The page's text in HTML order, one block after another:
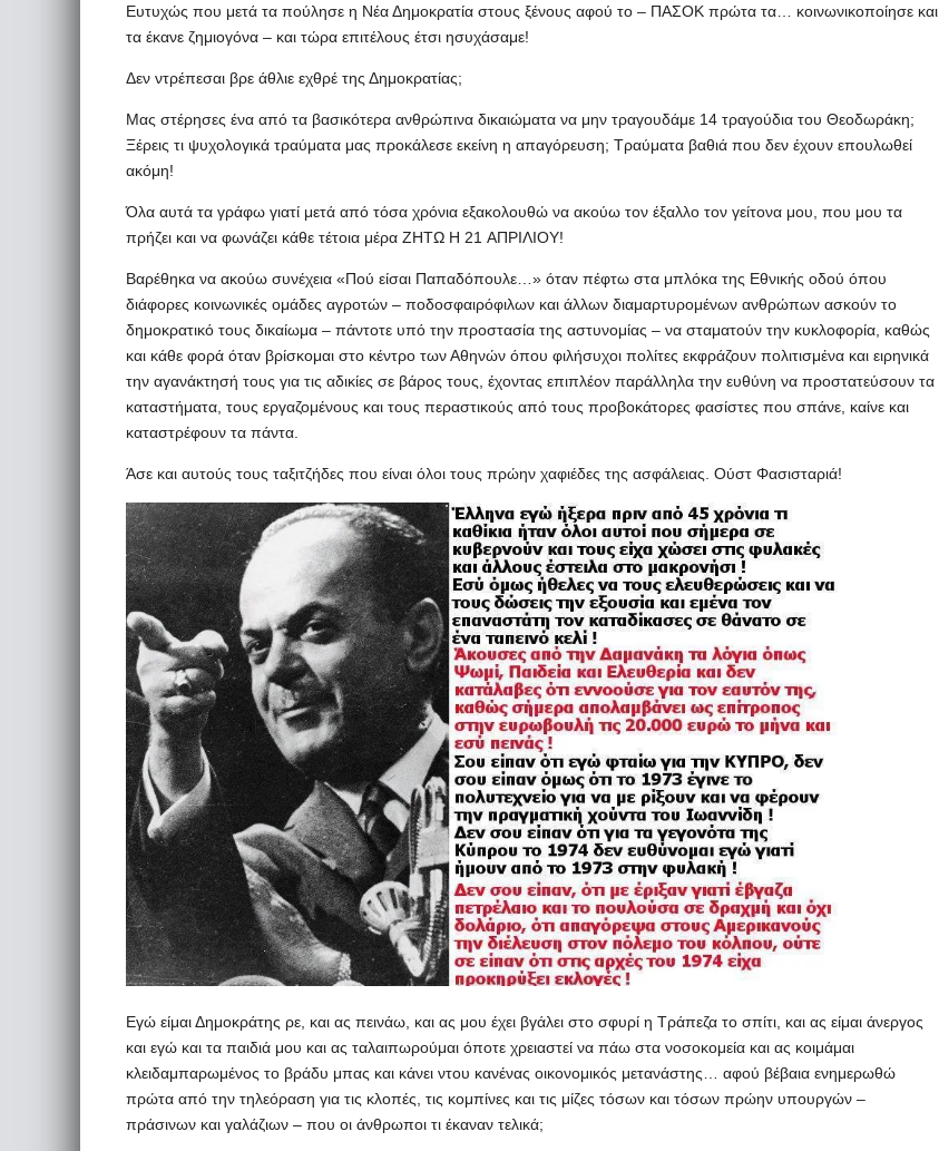
Ευτυχώς που μετά τα πούλησε η Νέα Δημοκρατία στους ξένους αφού το – ΠΑΣΟΚ πρώτα τα… κοινωνικοποίησε και
τα έκανε ζημιογόνα – και τώρα επιτέλους έτσι ησυχάσαμε!
Δεν ντρέπεσαι βρε άθλιε εχθρέ της Δημοκρατίας;
Μας στέρησες ένα από τα βασικότερα ανθρώπινα δικαιώματα να μην τραγουδάμε 14 τραγούδια του Θεοδωράκη;
Ξέρεις τι ψυχολογικά τραύματα μας προκάλεσε εκείνη η απαγόρευση; Τραύματα βαθιά που δεν έχουν επουλωθεί
ακόμη!
Όλα αυτά τα γράφω γιατί μετά από τόσα χρόνια εξακολουθώ να ακούω τον έξαλλο τον γείτονα μου, που μου τα
πρήζει και να φωνάζει κάθε τέτοια μέρα ΖΗΤΩ Η 21 AΠΡΙΛΙΟΥ!
Bαρέθηκα να ακούω συνέχεια «Πού είσαι Παπαδόπουλε…» όταν πέφτω στα μπλόκα της Εθνικής οδού όπου
διάφορες κοινωνικές ομάδες αγροτών – ποδοσφαιρόφιλων και άλλων διαμαρτυρομένων ανθρώπων ασκούν το
δημοκρατικό τους δικαίωμα – πάντοτε υπό την προστασία της αστυνομίας – να σταματούν την κυκλοφορία, καθώς
και κάθε φορά όταν βρίσκομαι στο κέντρο των Αθηνών όπου φιλήσυχοι πολίτες εκφράζουν πολιτισμένα και ειρηνικά
την αγανάκτησή τους για τις αδικίες σε βάρος τους, έχοντας επιπλέον παράλληλα την ευθύνη να προστατεύσουν τα
καταστήματα, τους εργαζομένους και τους περαστικούς από τους προβοκάτορες φασίστες που σπάνε, καίνε και
καταστρέφουν τα πάντα.
Άσε και αυτούς τους ταξιτζήδες που είναι όλοι τους πρώην χαφιέδες της ασφάλειας. Ούστ Φασισταριά!
Εγώ είμαι Δημοκράτης ρε, και ας πεινάω, και ας μου έχει βγάλει στο σφυρί η Τράπεζα το σπίτι, και ας είμαι άνεργος
και εγώ και τα παιδιά μου και ας ταλαιπωρούμαι όποτε χρειαστεί να πάω στα νοσοκομεία και ας κοιμάμαι
κλειδαμπαρωμένος το βράδυ μπας και κάνει ντου κανένας οικονομικός μετανάστης… αφού βέβαια ενημερωθώ
πρώτα από την τηλεόραση για τις κλοπές, τις κομπίνες και τις μίζες τόσων και τόσων πρώην υπουργών –
πράσινων και γαλάζιων – που οι άνθρωποι τι έκαναν τελικά;